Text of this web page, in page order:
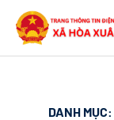
DANH MỤC: